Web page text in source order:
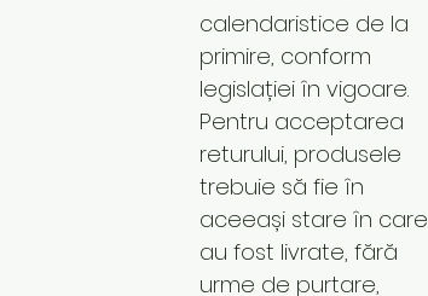
calendaristice de la
primire, conform
legislației în vigoare.
Pentru acceptarea
returului, produsele
trebuie să fie în
aceeași stare în care
au fost livrate, fără
urme de purtare,